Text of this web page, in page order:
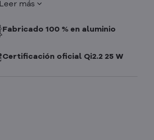
Leer más
Fabricado 100 % en aluminio
Certificación oficial Qi2.2 25 W